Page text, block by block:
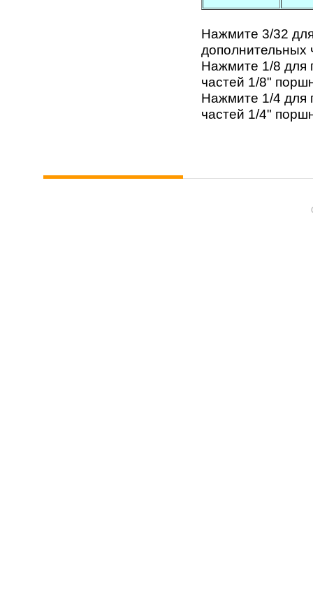
Нажмите 3/32
дополнительных
Нажмите 1/8 для
частей 1/8"
Нажмите 1/4 для
частей 1/4"